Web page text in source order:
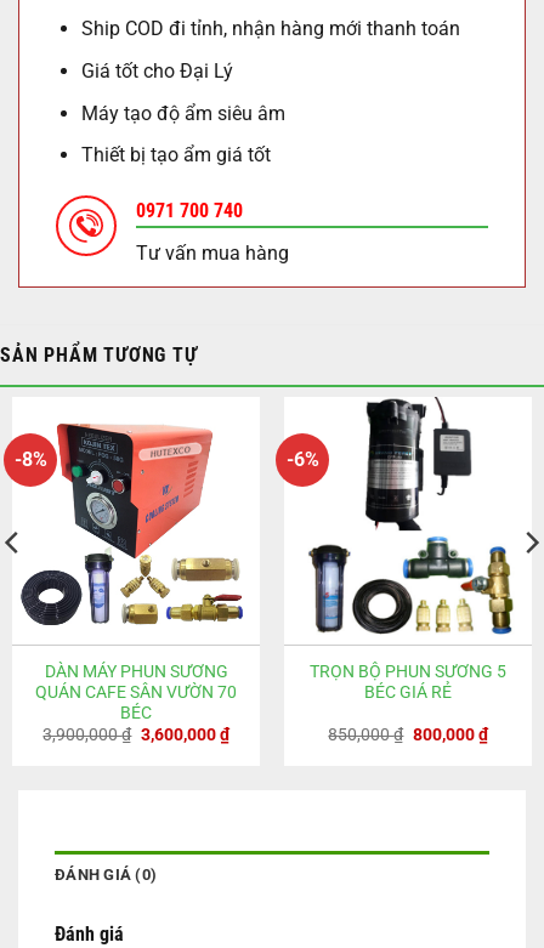
Ship COD đi tỉnh, nhận hàng mới thanh toán
Giá tốt cho Đại Lý
Máy tạo độ ẩm siêu âm
Thiết bị tạo ẩm giá tốt
0971 700 740
Tư vấn mua hàng
SẢN PHẨM TƯƠNG TỰ
-8%
DÀN MÁY PHUN SƯƠNG
QUÁN CAFE SÂN VƯỜN 70
BÉC
3,900,000₫ Giá
gốc
3,600,000₫Giá
hiện
-6%
TRỌN BỘ PHUN SƯƠNG 5
BÉC GIÁ RẺ
850,000₫ Giá
800,000₫Giá
hiện
ĐÁNH GIÁ (0)
Đánh giá